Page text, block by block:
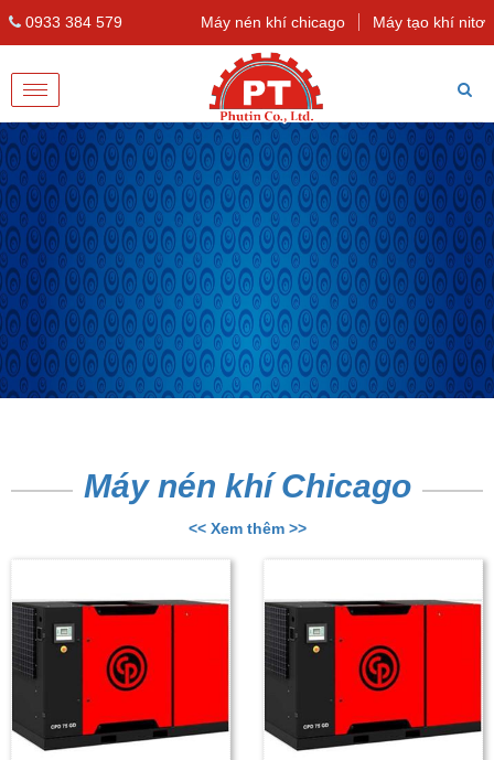
0933 384 579 Máy nén khí chicago Máy tạo khí nitơ
Toggle
navigation
Máy nén khí Chicago
<< Xem thêm >>